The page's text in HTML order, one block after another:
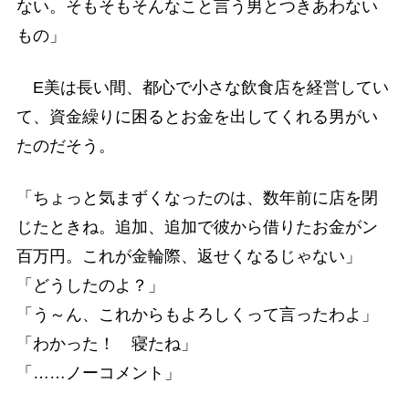
ない。そもそもそんなこと言う男とつきあわない
もの」
E美は長い間、都心で小さな飲食店を経営してい
て、資金繰りに困るとお金を出してくれる男がい
たのだそう。
「ちょっと気まずくなったのは、数年前に店を閉
じたときね。追加、追加で彼から借りたお金がン
百万円。これが金輪際、返せくなるじゃない」
「どうしたのよ？」
「う～ん、これからもよろしくって言ったわよ」
「わかった！ 寝たね」
「……ノーコメント」